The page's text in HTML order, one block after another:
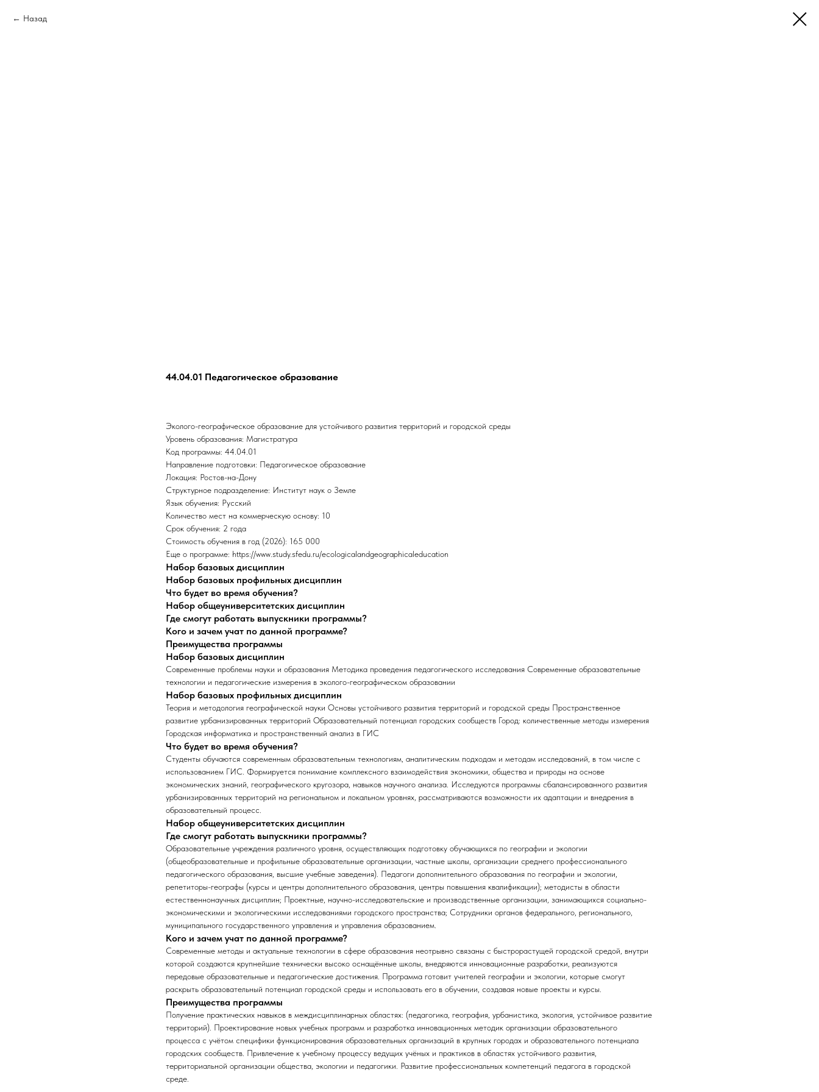
Назад
44.04.01 Педагогическое образование
Эколого-географическое образование для устойчивого развития территорий и городской среды
Уровень образования: Магистратура
Код программы: 44.04.01
Направление подготовки: Педагогическое образование
Локация: Ростов-на-Дону
Структурное подразделение: Институт наук о Земле
Язык обучения: Русский
Количество мест на коммерческую основу: 10
Срок обучения: 2 года
Стоимость обучения в год (2026): 165 000
Еще о программе: https://www.study.sfedu.ru/ecologicalandgeographicaleducation
Набор базовых дисциплин
Набор базовых профильных дисциплин
Что будет во время обучения?
Набор общеуниверситетских дисциплин
Где смогут работать выпускники программы?
Кого и зачем учат по данной программе?
Преимущества программы
Набор базовых дисциплин
Современные проблемы науки и образования Методика проведения педагогического исследования Современные образовательные
технологии и педагогические измерения в эколого-географическом образовании
Набор базовых профильных дисциплин
Теория и методология географической науки Основы устойчивого развития территорий и городской среды Пространственное
развитие урбанизированных территорий Образовательный потенциал городских сообществ Город: количественные методы измерения
Городская информатика и пространственный анализ в ГИС
Что будет во время обучения?
Студенты обучаются современным образовательным технологиям, аналитическим подходам и методам исследований, в том числе с
использованием ГИС. Формируется понимание комплексного взаимодействия экономики, общества и природы на основе
экономических знаний, географического кругозора, навыков научного анализа. Исследуются программы сбалансированного развития
урбанизированных территорий на региональном и локальном уровнях, рассматриваются возможности их адаптации и внедрения в
образовательный процесс.
Набор общеуниверситетских дисциплин
Где смогут работать выпускники программы?
Образовательные учреждения различного уровня, осуществляющих подготовку обучающихся по географии и экологии
(общеобразовательные и профильные образовательные организации, частные школы, организации среднего профессионального
педагогического образования, высшие учебные заведения). Педагоги дополнительного образования по географии и экологии,
репетиторы-географы (курсы и центры дополнительного образования, центры повышения квалификации); методисты в области
естественнонаучных дисциплин; Проектные, научно-исследовательские и производственные организации, занимающихся социально-
экономическими и экологическими исследованиями городского пространства; Сотрудники органов федерального, регионального,
муниципального государственного управления и управления образованием.
Кого и зачем учат по данной программе?
Современные методы и актуальные технологии в сфере образования неотрывно связаны с быстрорастущей городской средой, внутри
которой создаются крупнейшие технически высоко оснащённые школы, внедряются инновационные разработки, реализуются
передовые образовательные и педагогические достижения. Программа готовит учителей географии и экологии, которые смогут
раскрыть образовательный потенциал городской среды и использовать его в обучении, создавая новые проекты и курсы.
Преимущества программы
Получение практических навыков в междисциплинарных областях: (педагогика, география, урбанистика, экология, устойчивое развитие
территорий). Проектирование новых учебных программ и разработка инновационных методик организации образовательного
процесса с учётом специфики функционирования образовательных организаций в крупных городах и образовательного потенциала
городских сообществ. Привлечение к учебному процессу ведущих учёных и практиков в областях устойчивого развития,
территориальной организации общества, экологии и педагогики. Развитие профессиональных компетенций педагога в городской
среде.